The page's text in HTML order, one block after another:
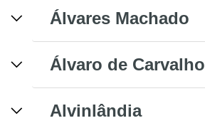
Álvares Machado
Álvaro de Carvalho
Alvinlândia